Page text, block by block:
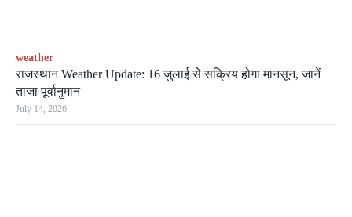
weather
राजस्थान Weather Update: 16 जुलाई से सक्रिय होगा मानसून, जानें
ताजा पूर्वानुमान
July 14, 2026